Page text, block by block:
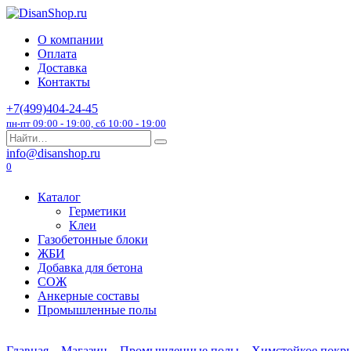
Перейти
содержанию
О компании
Оплата
Доставка
Контакты
+7(499)404-24-45
пн-пт 09:00 - 19:00, сб 10:00 - 19:00
Search
for:
info@disanshop.ru
0
Каталог
Герметики
Клеи
Газобетонные блоки
ЖБИ
Добавка для бетона
СОЖ
Анкерные составы
Промышленные полы